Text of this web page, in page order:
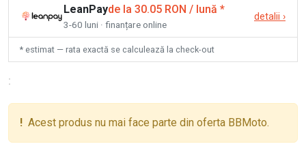
LeanPayde la 30.05 RON / lună *
3-60 luni · finanțare online
detalii ›
* estimat — rata exactă se calculează la check-out
:
! Acest produs nu mai face parte din oferta BBMoto.